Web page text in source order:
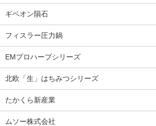
ギベオン隕石
フィスラー圧力鍋
EMプロハーブシリーズ
北欧「生」はちみつシリーズ
たかくら新産業
ムソー株式会社